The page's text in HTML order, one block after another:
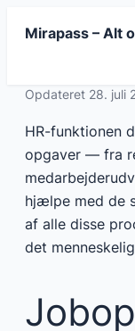
Mirapass – Alt
Opdateret 28. juli
HR-funktionen
opgaver — fra
hjælpe med de
af alle disse
det